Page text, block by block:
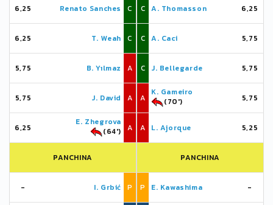
6,25 Renato Sanches C
6,25 T. Weah C
5,75 B. Yılmaz A
5,75 J. David A
6,25
E. Zhegrova
(64')
A
PANCHINA
- I. Grbić P
C A. Thomasson 6,25
C A. Caci 5,75
C J. Bellegarde 5,75
A
K. Gameiro
(70')
5,75
A L. Ajorque 5,25
PANCHINA
P E. Kawashima -